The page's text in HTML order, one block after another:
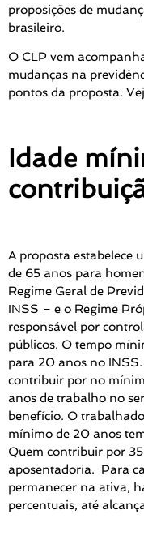
proposições de
brasileiro.
O CLP vem
mudanças na
pontos da proposta.
Idade
A proposta estabelece
de 65 anos para
Regime Geral de
INSS – e o Regime
responsável por
públicos. O tempo
para 20 anos no
contribuir por no
anos de trabalho no
benefício. O
mínimo de 20 anos
Quem contribuir por
aposentadoria. Para
permanecer na ativa,
percentuais, até